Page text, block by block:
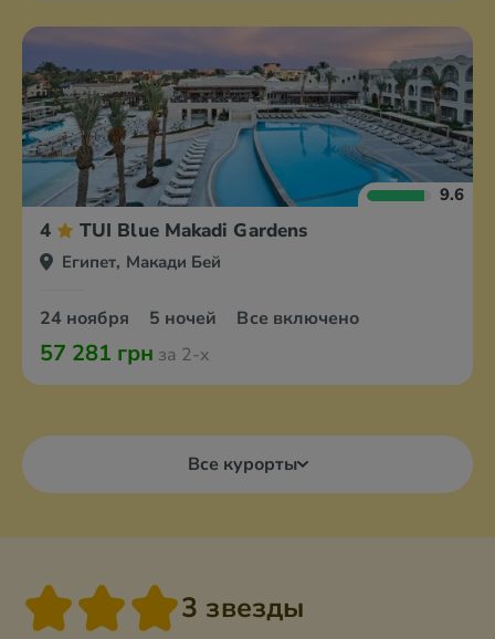
9.6
4 TUI Blue Makadi Gardens
Египет, Макади Бей
24 ноября 5 ночей Все включено
57 281 грн за 2-х
Все курорты
3 звезды